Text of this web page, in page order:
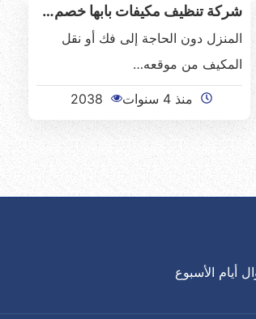
شركة تنظيف مكيفات بابها خصم…
المنزل دون الحاجة إلى فك أو نقل
المكيف من موقعه…
منذ 4 سنوات 2038